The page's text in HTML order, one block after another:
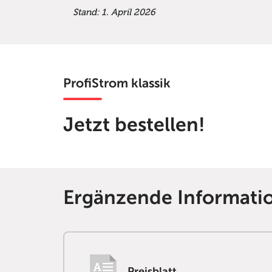
Stand: 1. April 2026
ProfiStrom klassik
Jetzt bestellen!
Ergänzende